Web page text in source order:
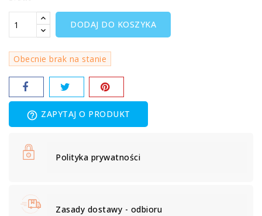
DODAJ DO KOSZYKA
Obecnie brak na stanie
help_outline ZAPYTAJ O PRODUKT
Polityka prywatności
Zasady dostawy - odbioru